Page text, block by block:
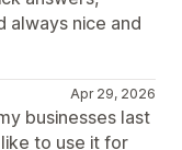
always nice and
Apr 29, 2026
businesses last
to use it for